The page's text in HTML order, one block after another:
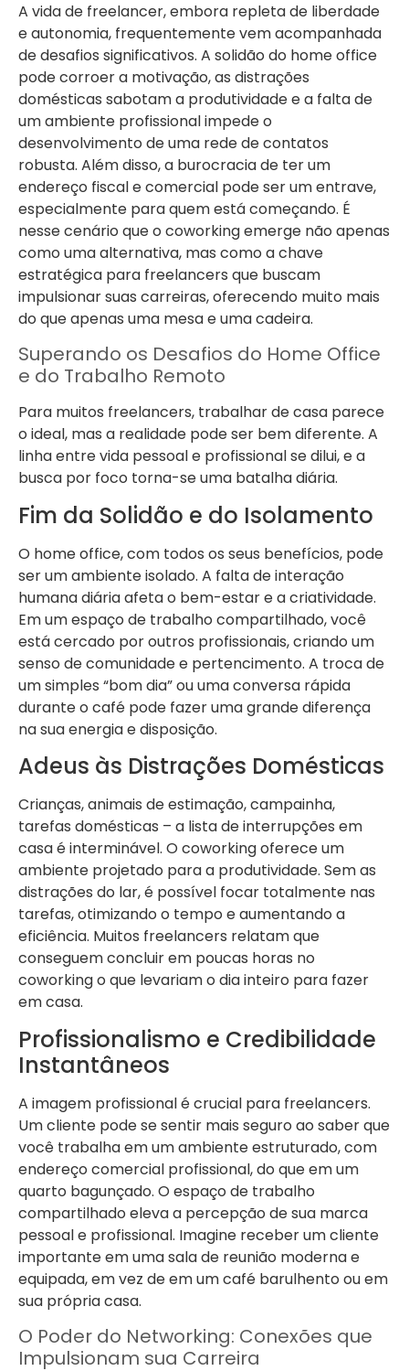
A vida de freelancer, embora repleta de liberdade
e autonomia, frequentemente vem acompanhada
de desafios significativos. A solidão do home office
pode corroer a motivação, as distrações
domésticas sabotam a produtividade e a falta de
um ambiente profissional impede o
desenvolvimento de uma rede de contatos
robusta. Além disso, a burocracia de ter um
endereço fiscal e comercial pode ser um entrave,
especialmente para quem está começando. É
nesse cenário que o coworking emerge não apenas
como uma alternativa, mas como a chave
estratégica para freelancers que buscam
impulsionar suas carreiras, oferecendo muito mais
do que apenas uma mesa e uma cadeira.
Superando os Desafios do Home Office
e do Trabalho Remoto
Para muitos freelancers, trabalhar de casa parece
o ideal, mas a realidade pode ser bem diferente. A
linha entre vida pessoal e profissional se dilui, e a
busca por foco torna-se uma batalha diária.
Fim da Solidão e do Isolamento
O home office, com todos os seus benefícios, pode
ser um ambiente isolado. A falta de interação
humana diária afeta o bem-estar e a criatividade.
Em um espaço de trabalho compartilhado, você
está cercado por outros profissionais, criando um
senso de comunidade e pertencimento. A troca de
um simples “bom dia” ou uma conversa rápida
durante o café pode fazer uma grande diferença
na sua energia e disposição.
Adeus às Distrações Domésticas
Crianças, animais de estimação, campainha,
tarefas domésticas – a lista de interrupções em
casa é interminável. O coworking oferece um
ambiente projetado para a produtividade. Sem as
distrações do lar, é possível focar totalmente nas
tarefas, otimizando o tempo e aumentando a
eficiência. Muitos freelancers relatam que
conseguem concluir em poucas horas no
coworking o que levariam o dia inteiro para fazer
em casa.
Profissionalismo e Credibilidade
Instantâneos
A imagem profissional é crucial para freelancers.
Um cliente pode se sentir mais seguro ao saber que
você trabalha em um ambiente estruturado, com
endereço comercial profissional, do que em um
quarto bagunçado. O espaço de trabalho
compartilhado eleva a percepção de sua marca
pessoal e profissional. Imagine receber um cliente
importante em uma sala de reunião moderna e
equipada, em vez de em um café barulhento ou em
sua própria casa.
O Poder do Networking: Conexões que
Impulsionam sua Carreira